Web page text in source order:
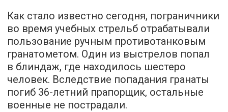
Как стало известно сегодня, пограничники
во время учебных стрельб отрабатывали
пользование ручным противотанковым
гранатометом. Один из выстрелов попал
в блиндаж, где находилось шестеро
человек. Вследствие попадания гранаты
погиб 36-летний прапорщик, остальные
военные не пострадали.